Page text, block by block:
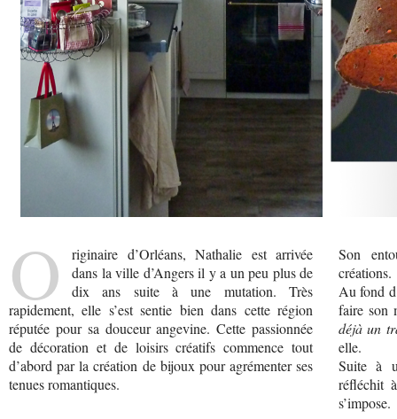
O
riginaire d’Orléans, Nathalie est arrivée
dans la ville d’Angers il y a un peu plus de
dix ans suite à une mutation. Très
rapidement, elle s’est sentie bien dans cette région
réputée pour sa douceur angevine. Cette passionnée
de décoration et de loisirs créatifs commence tout
d’abord par la création de bijoux pour agrémenter ses
tenues romantiques.
Son
créations.
Au fond
faire son
déjà un
elle.
Suite à
réfléchit
s’impose.